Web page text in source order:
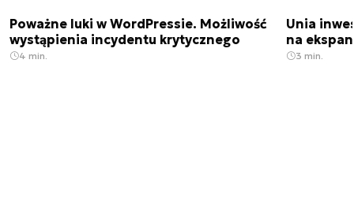
Poważne luki w WordPressie. Możliwość
wystąpienia incydentu krytycznego
4 min.
Unia
na
3 min.